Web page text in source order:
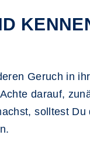
Geruch in
darauf,
solltest